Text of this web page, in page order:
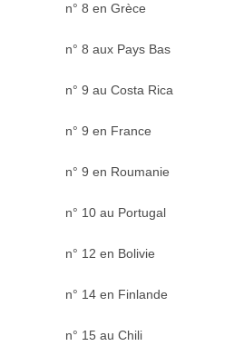
n° 8 en Grèce
n° 8 aux Pays Bas
n° 9 au Costa Rica
n° 9 en France
n° 9 en Roumanie
n° 10 au Portugal
n° 12 en Bolivie
n° 14 en Finlande
n° 15 au Chili